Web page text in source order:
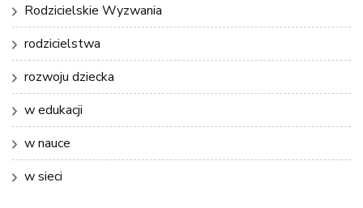
Rodzicielskie Wyzwania
rodzicielstwa
rozwoju dziecka
w edukacji
w nauce
w sieci